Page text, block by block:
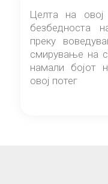
Целта на
безбедноста
преку
смирување на
намали бојот
овој потег